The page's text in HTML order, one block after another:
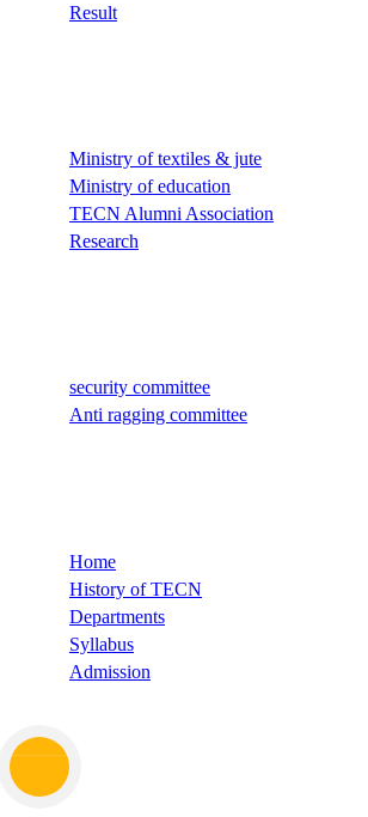
Result
Ministry of textiles & jute
Ministry of education
TECN Alumni Association
Research
security committee
Anti ragging committee
Home
History of TECN
Departments
Syllabus
Admission